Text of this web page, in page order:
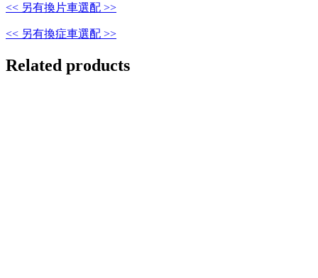
<< 另有換片車選配 >>
<< 另有換症車選配 >>
Related products